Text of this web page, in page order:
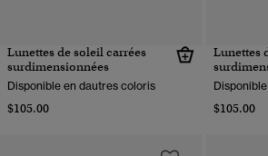
Lunettes de soleil carrées
surdimensionnées
Disponible en dautres coloris
$105.00
Lunettes
$105.00